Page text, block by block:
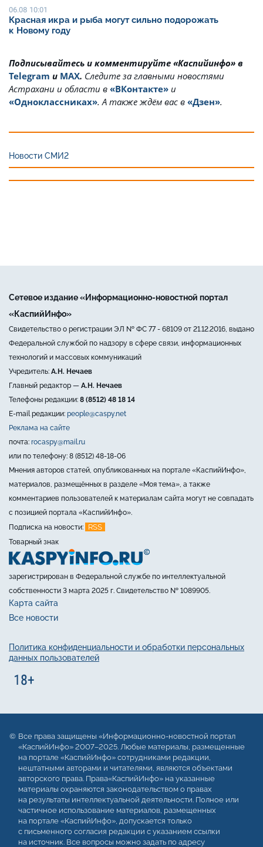
06.08 10:01
Красная икра и рыба могут сильно подорожать
к Новому году
Подписывайтесь и комментируйте «Каспийинфо» в
Telegram и MAX. Cледите за главными новостями
Астрахани и области в «ВКонтакте» и
«Одноклассниках». А также ждём вас в «Дзен».
Новости СМИ2
Сетевое издание «Информационно-новостной портал
«КаспийИнфо»
Свидетельство о регистрации ЭЛ № ФС 77 - 68109 от 21.12.2016, выдано
Федеральной службой по надзору в сфере связи, информационных
технологий и массовых коммуникаций
Учредитель: А.Н. Нечаев
Главный редактор — А.Н. Нечаев
Телефоны редакции: 8 (8512) 48 18 14
E-mail редакции: people@caspy.net
Реклама на сайте
почта: rocaspy@mail.ru
или по телефону: 8 (8512) 48-18-06
Мнения авторов статей, опубликованных на портале «КаспийИнфо»,
материалов, размещённых в разделе «Моя тема», а также
комментариев пользователей к материалам сайта могут не совпадать
с позицией портала «КаспийИнфо».
Подписка на новости:
RSS
Товарный знак
зарегистрирован в Федеральной службе по интеллектуальной
собственности 3 марта 2025 г. Свидетельство № 1089905.
Карта сайта
Все новости
Политика конфиденциальности и обработки персональных
данных пользователей
Все права защищены «Информационно-новостной портал
«КаспийИнфо» 2007–2025. Любые материалы, размещенные
на портале «КаспийИнфо» сотрудниками редакции,
нештатными авторами и читателями, являются объектами
авторского права. Права«КаспийИнфо» на указанные
материалы охраняются законодательством о правах
на результаты интеллектуальной деятельности. Полное или
частичное использование материалов, размещенных
на портале «КаспийИнфо», допускается только
с письменного согласия редакции с указанием ссылки
на источник. Все вопросы можно задать по адресу